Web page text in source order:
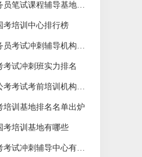
笔试课程辅导基地有哪些
考培训中心排行榜
冲刺辅导机构排名名单出炉
考试冲刺班实力排名
试考前培训机构排名盘点
培训基地排名名单出炉
考培训基地有哪些
试冲刺辅导中心有哪些